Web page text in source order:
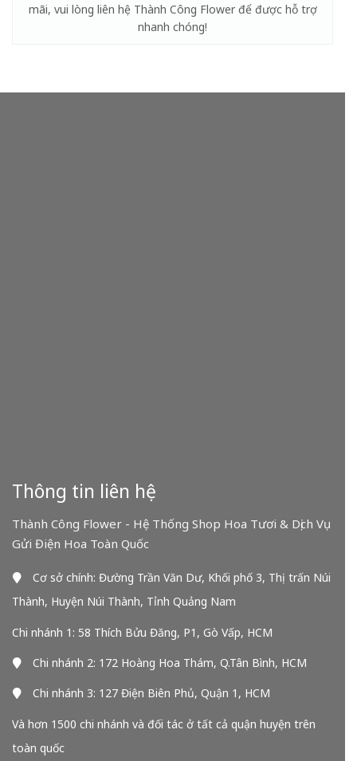
mãi, vui lòng liên hệ Thành Công Flower để được hỗ trợ
nhanh chóng!
Thông tin liên hệ
Thành Công Flower - Hệ Thống Shop Hoa Tươi & Dịch Vụ
Gửi Điện Hoa Toàn Quốc
Cơ sở chính: Đường Trần Văn Dư, Khối phố 3, Thị trấn Núi
Thành, Huyện Núi Thành, Tỉnh Quảng Nam
Chi nhánh 1: 58 Thích Bửu Đăng, P1, Gò Vấp, HCM
Chi nhánh 2: 172 Hoàng Hoa Thám, Q.Tân Bình, HCM
Chi nhánh 3: 127 Điện Biên Phủ, Quận 1, HCM
Và hơn 1500 chi nhánh và đối tác ở tất cả quận huyện trên
toàn quốc